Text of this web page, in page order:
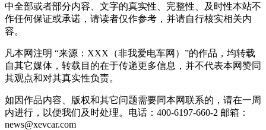
中全部或者部分内容、文字的真实性、完整性、及时性本站不
作任何保证或承诺，请读者仅作参考，并请自行核实相关内
容。
凡本网注明 “来源：XXX（非我爱电车网）”的作品，均转载
自其它媒体，转载目的在于传递更多信息，并不代表本网赞同
其观点和对其真实性负责。
如因作品内容、版权和其它问题需要同本网联系的，请在一周
内进行，以便我们及时处理。电话：400-6197-660-2 邮箱：
news@xevcar.com